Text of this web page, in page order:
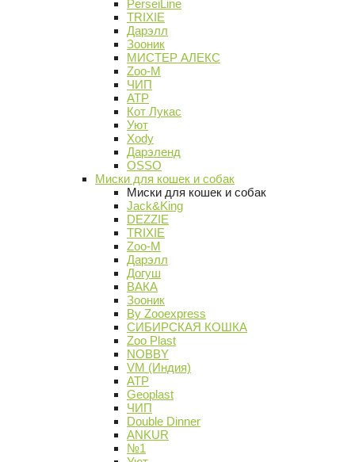
PerseiLine
TRIXIE
Дарэлл
Зооник
МИСТЕР АЛЕКС
Zoo-M
ЧИП
АТР
Кот Лукас
Уют
Xody
Дарэленд
OSSO
Миски для кошек и собак
Миски для кошек и собак
Jack&King
DEZZIE
TRIXIE
Zoo-M
Дарэлл
Догуш
ВАКА
Зооник
By Zooexpress
СИБИРСКАЯ КОШКА
Zoo Plast
NOBBY
VM (Индия)
АТР
Geoplast
ЧИП
Double Dinner
ANKUR
№1